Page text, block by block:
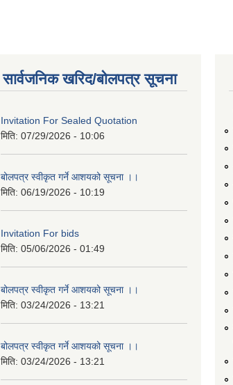
सार्वजनिक खरिद/बोलपत्र सूचना
Invitation For Sealed Quotation
मिति: 07/29/2026 - 10:06
बोलपत्र स्वीकृत गर्ने आशयको सूचना ।।
मिति: 06/19/2026 - 10:19
Invitation For bids
मिति: 05/06/2026 - 01:49
बोलपत्र स्वीकृत गर्ने आशयको सूचना ।।
मिति: 03/24/2026 - 13:21
बोलपत्र स्वीकृत गर्ने आशयको सूचना ।।
मिति: 03/24/2026 - 13:21